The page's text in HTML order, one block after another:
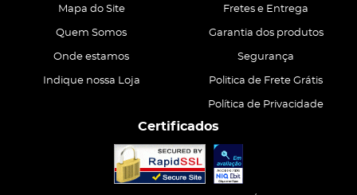
Mapa do Site
Quem Somos
Onde estamos
Indique nossa Loja
Fretes e Entrega
Garantia dos produtos
Segurança
Politica de Frete Grátis
Política de Privacidade
Certificados